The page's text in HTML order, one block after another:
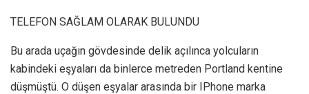
TELEFON SAĞLAM OLARAK BULUNDU
Bu arada uçağın gövdesinde delik açılınca yolcuların
kabindeki eşyaları da binlerce metreden Portland kentine
düşmüştü. O düşen eşyalar arasında bir IPhone marka